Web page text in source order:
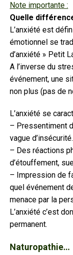
Note importante :
Quelle
L’anxiété est
émotionnel se
d’anxiété » Petit
A l’inverse du
événement, une
non plus (pas de
L’anxiété se
– Pressentiment
vague d’insécurité.
– Des réactions
d’étouffement,
– Impression de
quel événement
menace par la
L’anxiété c’est
permanent.
Naturopathie…